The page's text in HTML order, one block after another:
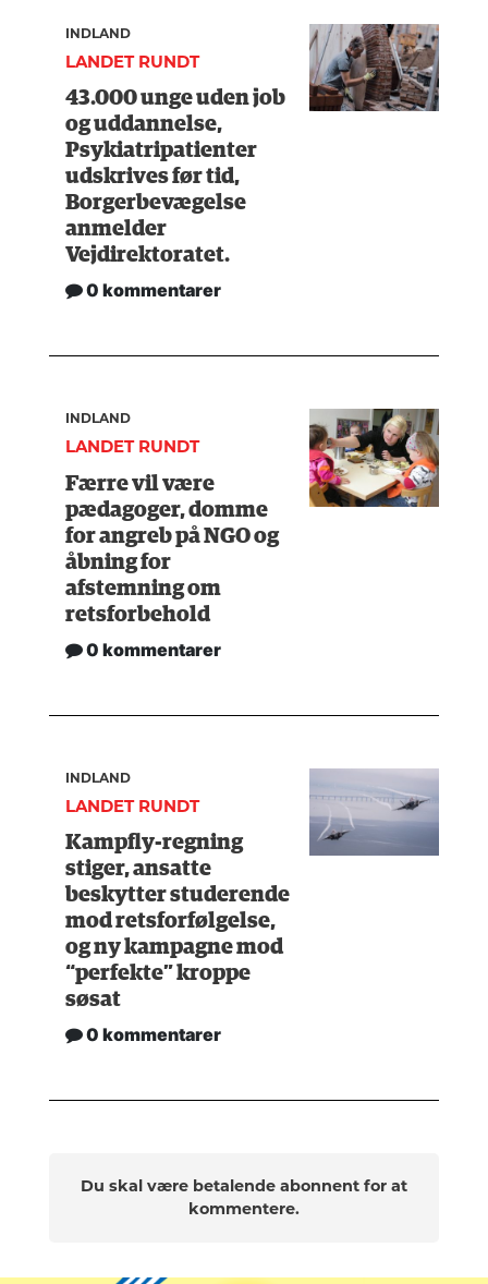
INDLAND
LANDET RUNDT
43.000 unge uden job
og uddannelse,
Psykiatripatienter
udskrives før tid,
Borgerbevægelse
anmelder
Vejdirektoratet.
0 kommentarer
INDLAND
LANDET RUNDT
Færre vil være
pædagoger, domme
for angreb på NGO og
åbning for
afstemning om
retsforbehold
0 kommentarer
INDLAND
LANDET RUNDT
Kampfly-regning
stiger, ansatte
beskytter studerende
mod retsforfølgelse,
og ny kampagne mod
“perfekte” kroppe
søsat
0 kommentarer
Du skal være betalende abonnent for at
kommentere.